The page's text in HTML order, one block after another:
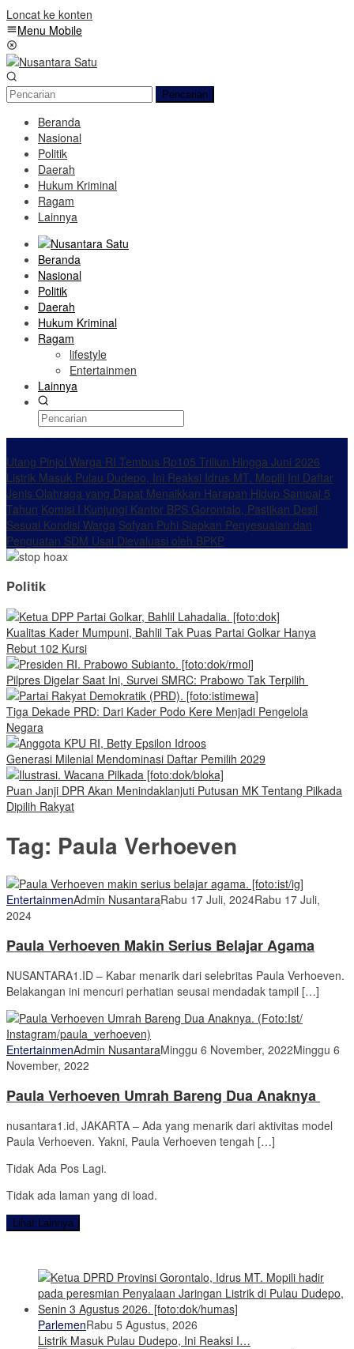
Loncat ke konten
Menu Mobile
Pencarian
Beranda
Nasional
Politik
Daerah
Hukum Kriminal
Ragam
Lainnya
Beranda
Nasional
Politik
Daerah
Hukum Kriminal
Ragam
lifestyle
Entertainmen
Lainnya
Utang Pinjol Warga RI Tembus Rp105 Triliun Hingga Juni 2026
Listrik Masuk Pulau Dudepo, Ini Reaksi Idrus MT. Mopili Ini Daftar
Jenis Olahraga yang Dapat Menaikkan Harapan Hidup Sampai 5
Tahun Komisi I Kunjungi Kantor BPS Gorontalo, Pastikan Desil
Sesuai Kondisi Warga Sofyan Puhi Siapkan Penyesuaian dan
Penguatan SDM Usai Dievaluasi oleh BPKP
Politik
Kualitas Kader Mumpuni, Bahlil Tak Puas Partai Golkar Hanya
Rebut 102 Kursi
Pilpres Digelar Saat Ini, Survei SMRC: Prabowo Tak Terpilih
Tiga Dekade PRD: Dari Kader Podo Kere Menjadi Pengelola
Negara
Generasi Milenial Mendominasi Daftar Pemilih 2029
Puan Janji DPR Akan Menindaklanjuti Putusan MK Tentang Pilkada
Dipilih Rakyat
Tag: Paula Verhoeven
EntertainmenAdmin NusantaraRabu 17 Juli, 2024Rabu 17 Juli,
2024
Paula Verhoeven Makin Serius Belajar Agama
NUSANTARA1.ID – Kabar menarik dari selebritas Paula Verhoeven.
Belakangan ini mencuri perhatian seusai mendadak tampil […]
EntertainmenAdmin NusantaraMinggu 6 November, 2022Minggu 6
November, 2022
Paula Verhoeven Umrah Bareng Dua Anaknya
nusantara1.id, JAKARTA – Ada yang menarik dari aktivitas model
Paula Verhoeven. Yakni, Paula Verhoeven tengah […]
Tidak Ada Pos Lagi.
Tidak ada laman yang di load.
Lihat Lainnya
ParlemenRabu 5 Agustus, 2026
Listrik Masuk Pulau Dudepo, Ini Reaksi I…